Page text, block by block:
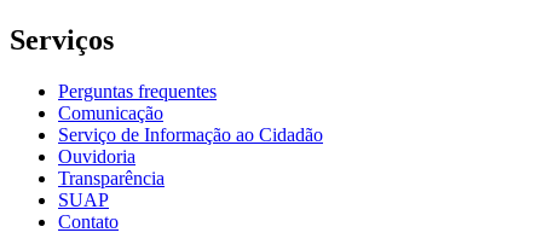
Serviços
Perguntas frequentes
Comunicação
Serviço de Informação ao Cidadão
Ouvidoria
Transparência
SUAP
Contato